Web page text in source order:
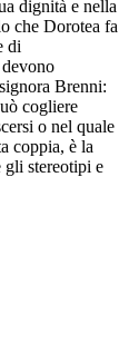
dignità e nella
che Dorotea fa
di
Brenni:
cogliere
o nel quale
coppia, è la
gli stereotipi e